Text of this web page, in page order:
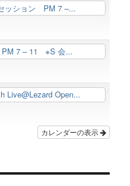
ッション PM 7 –...
PM 7 – 11 ※S 会...
Live@Lezard Open...
カレンダーの表示